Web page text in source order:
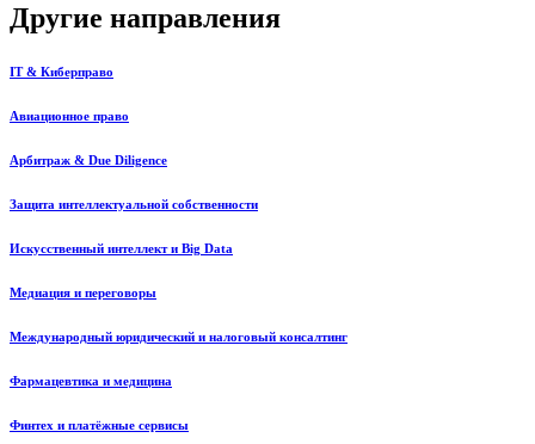
Другие направления
IT & Киберправо
Авиационное право
Арбитраж & Due Diligence
Защита интеллектуальной собственности
Искусственный интеллект и Big Data
Медиация и переговоры
Международный юридический и налоговый консалтинг
Фармацевтика и медицина
Финтех и платёжные сервисы